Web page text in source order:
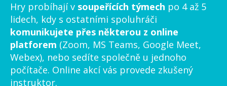
Hry probíhají v soupeřících týmech po 4 až 5
lidech, kdy s ostatními spoluhráči
komunikujete přes některou z online
platforem (Zoom, MS Teams, Google Meet,
Webex), nebo sedíte společně u jednoho
počítače. Online akcí vás provede zkušený
instruktor.